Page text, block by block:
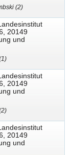
(2)
20149
und
20149
und
20149
und